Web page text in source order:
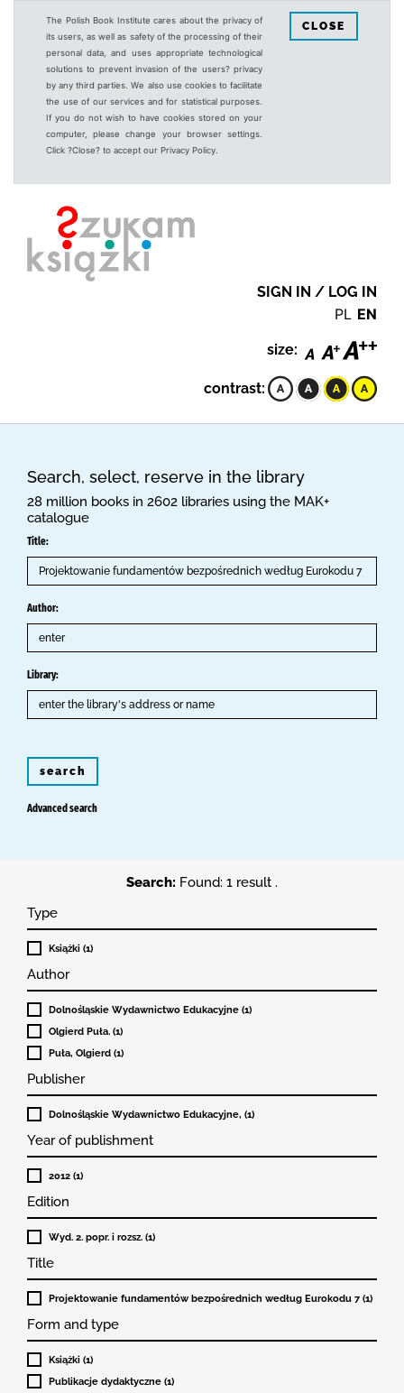
The Polish Book Institute cares about the privacy of
its users, as well as safety of the processing of their
personal data, and uses appropriate technological
solutions to prevent invasion of the users? privacy
by any third parties. We also use cookies to facilitate
the use of our services and for statistical purposes.
If you do not wish to have cookies stored on your
computer, please change your browser settings.
Click ?Close? to accept our Privacy Policy.
CLOSE
SIGN IN / LOG IN
PL EN
size:
contrast:
Search, select, reserve in the library
28 million books in 2602 libraries using the MAK+
catalogue
Title:
Author:
Library:
search
Advanced search
Search: Found: 1 result .
Type
Książki (1)
Author
Dolnośląskie Wydawnictwo Edukacyjne (1)
Olgierd Puła. (1)
Puła, Olgierd (1)
Publisher
Dolnośląskie Wydawnictwo Edukacyjne, (1)
Year of publishment
2012 (1)
Edition
Wyd. 2. popr. i rozsz. (1)
Title
Projektowanie fundamentów bezpośrednich według Eurokodu 7 (1)
Form and type
Książki (1)
Publikacje dydaktyczne (1)